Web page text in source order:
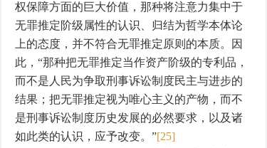
权保障方面的巨大价值，那种将注意力集中于
无罪推定阶级属性的认识、归结为哲学本体论
上的态度，并不符合无罪推定原则的本质。因
此，“那种把无罪推定当作资产阶级的专利品，
而不是人民为争取刑事诉讼制度民主与进步的
结果；把无罪推定视为唯心主义的产物，而不
是刑事诉讼制度历史发展的必然要求，以及诸
如此类的认识，应予改变。”[25]